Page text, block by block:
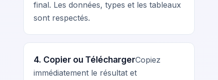
final. Les données, types et les tableaux
sont respectés.
4. Copier ou TéléchargerCopiez
immédiatement le résultat et